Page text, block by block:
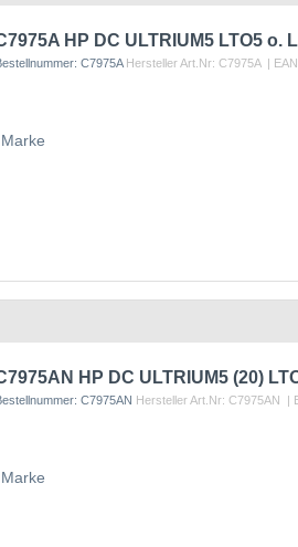
HP DC ULTRIUM5 LTO5
C7975A Hersteller Art.Nr: C7975A|
Marke
HP DC ULTRIUM5 (20)
C7975AN Hersteller Art.Nr: C7975AN |
Marke